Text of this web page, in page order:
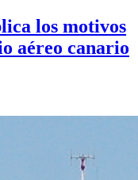
los motivos
aéreo canario